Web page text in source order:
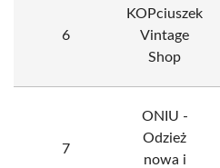
6
KOPciuszek
Vintage
Shop
7
ONIU -
Odzież
nowa i